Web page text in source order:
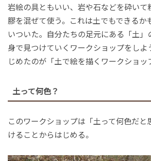
岩絵の具ともいい、岩や石などを砕いて
膠を混ぜて使う。これは土でもできるか
いついた。自分たちの足元にある「土」
身で見つけていくワークショップをしよ
じめたのが「土で絵を描くワークショッ
土って何色？
このワークショップは「土って何色だ
けることからはじめる。